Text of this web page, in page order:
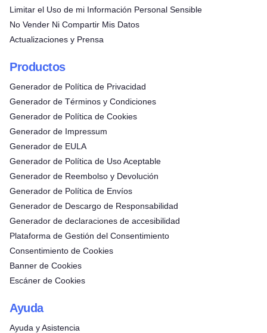
Limitar el Uso de mi Información Personal Sensible
No Vender Ni Compartir Mis Datos
Actualizaciones y Prensa
Productos
Generador de Política de Privacidad
Generador de Términos y Condiciones
Generador de Política de Cookies
Generador de Impressum
Generador de EULA
Generador de Política de Uso Aceptable
Generador de Reembolso y Devolución
Generador de Política de Envíos
Generador de Descargo de Responsabilidad
Generador de declaraciones de accesibilidad
Plataforma de Gestión del Consentimiento
Consentimiento de Cookies
Banner de Cookies
Escáner de Cookies
Ayuda
Ayuda y Asistencia